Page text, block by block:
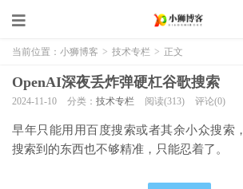
当前位置： 小狮博客 > 技术专栏 > 正文
OpenAI深夜丢炸弹硬杠谷歌搜索
2024-11-10 分类： 技术专栏 阅读(313) 评论(0)
早年只能用用百度搜索或者其余小众搜索
搜索到的东西也不够精准，只能忍着了。